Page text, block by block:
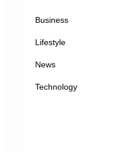
Business
Lifestyle
News
Technology